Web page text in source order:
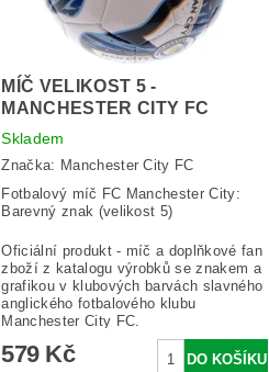
MÍČ VELIKOST 5 -
MANCHESTER CITY FC
Skladem
Značka: Manchester City FC
Fotbalový míč FC Manchester City:
Barevný znak (velikost 5)
Oficiální produkt - míč a doplňkové fan
zboží z katalogu výrobků se znakem a
grafikou v klubových barvách slavného
anglického fotbalového klubu
Manchester City FC.
579 Kč